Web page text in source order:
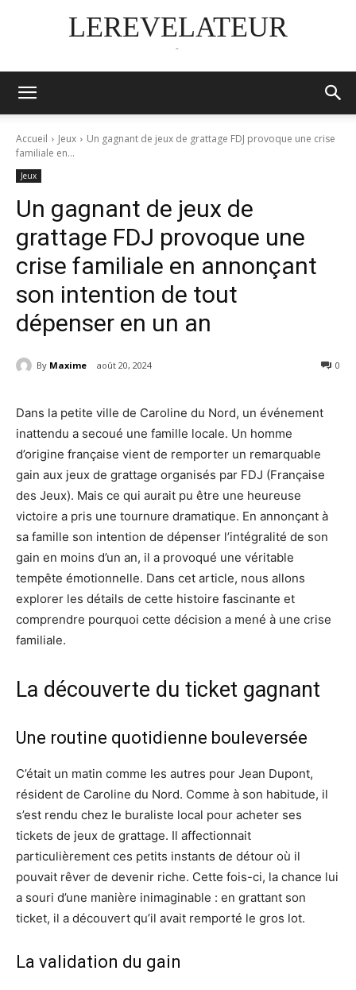
LEREVELATEUR
-
Accueil Jeux
Un gagnant de jeux de grattage FDJ provoque une crise
familiale en...
Jeux
Un gagnant de jeux de
grattage FDJ provoque une
crise familiale en annonçant
son intention de tout
dépenser en un an
By Maxime août 20, 2024 0
Dans la petite ville de Caroline du Nord, un événement
inattendu a secoué une famille locale. Un homme
d’origine française vient de remporter un remarquable
gain aux jeux de grattage organisés par FDJ (Française
des Jeux). Mais ce qui aurait pu être une heureuse
victoire a pris une tournure dramatique. En annonçant à
sa famille son intention de dépenser l’intégralité de son
gain en moins d’un an, il a provoqué une véritable
tempête émotionnelle. Dans cet article, nous allons
explorer les détails de cette histoire fascinante et
comprendre pourquoi cette décision a mené à une crise
familiale.
La découverte du ticket gagnant
Une routine quotidienne bouleversée
C’était un matin comme les autres pour Jean Dupont,
résident de Caroline du Nord. Comme à son habitude, il
s’est rendu chez le buraliste local pour acheter ses
tickets de jeux de grattage. Il affectionnait
particulièrement ces petits instants de détour où il
pouvait rêver de devenir riche. Cette fois-ci, la chance lui
a souri d’une manière inimaginable : en grattant son
ticket, il a découvert qu’il avait remporté le gros lot.
La validation du gain